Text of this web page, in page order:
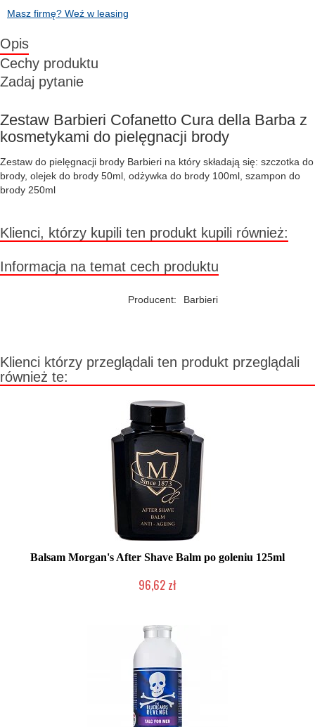
Masz firmę? Weź w leasing
Opis
Cechy produktu
Zadaj pytanie
Zestaw Barbieri Cofanetto Cura della Barba z
kosmetykami do pielęgnacji brody
Zestaw do pielęgnacji brody Barbieri na który składają się: szczotka do
brody, olejek do brody 50ml, odżywka do brody 100ml, szampon do
brody 250ml
Klienci, którzy kupili ten produkt kupili również:
Informacja na temat cech produktu
Producent: Barbieri
Klienci którzy przeglądali ten produkt przeglądali
również te:
Balsam Morgan's After Shave Balm po goleniu 125ml
96,62 zł